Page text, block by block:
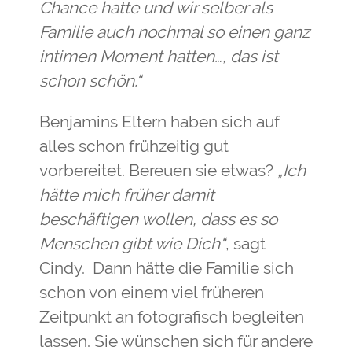
Chance hatte und wir selber als
Familie auch nochmal so einen ganz
intimen Moment hatten…, das ist
schon schön.“
Benjamins Eltern haben sich auf
alles schon frühzeitig gut
vorbereitet. Bereuen sie etwas? „Ich
hätte mich früher damit
beschäftigen wollen, dass es so
Menschen gibt wie Dich“, sagt
Cindy. Dann hätte die Familie sich
schon von einem viel früheren
Zeitpunkt an fotografisch begleiten
lassen. Sie wünschen sich für andere